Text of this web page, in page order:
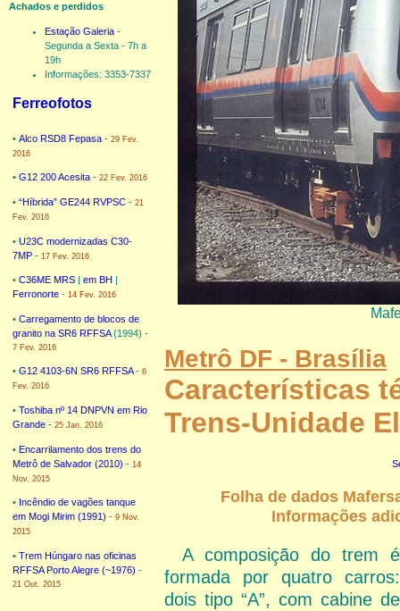
Achados e perdidos
Estação Galeria -
Segunda a Sexta - 7h a
19h
Informações: 3353-7337
Ferreofotos
• Alco RSD8 Fepasa - 29 Fev.
2016
• G12 200 Acesita - 22 Fev. 2016
• “Híbrida” GE244 RVPSC - 21
Fev. 2016
• U23C modernizadas C30-
7MP - 17 Fev. 2016
• C36ME MRS | em BH |
Ferronorte - 14 Fev. 2016
• Carregamento de blocos de
granito na SR6 RFFSA(1994) -
7 Fev. 2016
• G12 4103-6N SR6 RFFSA- 6
Fev. 2016
• Toshiba nº 14 DNPVN em Rio
Grande - 25 Jan. 2016
• Encarrilamento dos trens do
Metrô de Salvador (2010) - 14
Nov. 2015
• Incêndio de vagões tanque
em Mogi Mirim (1991) - 9 Nov.
2015
• Trem Húngaro nas oficinas
RFFSA Porto Alegre (~1976) -
21 Out. 2015
Metrô DF - Brasília
Características
Trens-Unidade
Folha de dados
Informações
A composição do trem é
formada por quatro carros:
dois tipo “A”, com cabine de